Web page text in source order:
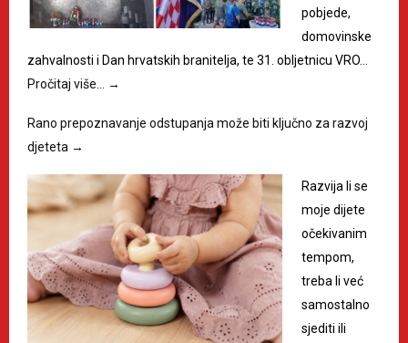
pobjede,
domovinske
zahvalnosti i Dan hrvatskih branitelja, te 31. obljetnicu VRO…
Pročitaj više… →
Rano prepoznavanje odstupanja može biti ključno za razvoj
djeteta →
Razvija li se
moje dijete
očekivanim
tempom,
treba li već
samostalno
sjediti ili